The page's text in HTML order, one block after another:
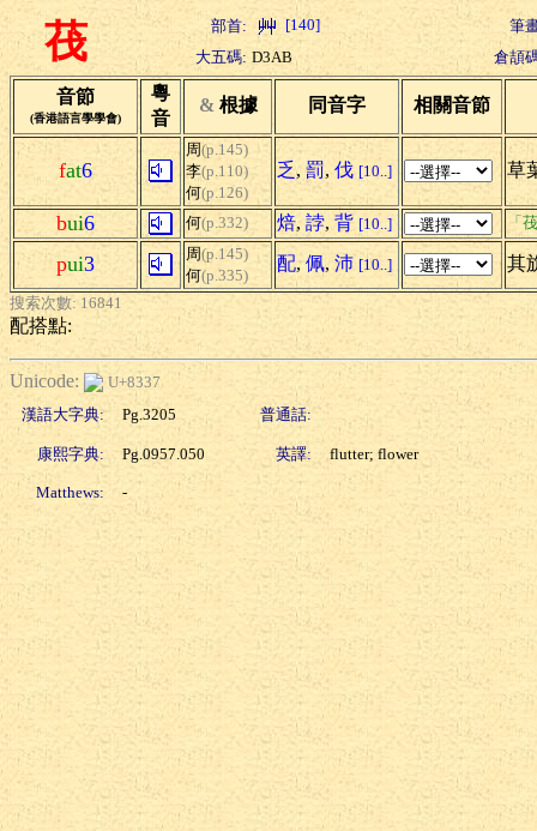
茷 部首: [140]
筆
大五碼: D3AB 倉頡
音節
(香港語言學學會)
粵
音
& 根據 同音字 相關音節
fat6
周(p.145)
李(p.110)
何(p.126)
乏, 罰, 伐 [10..] 草
bui6 何(p.332) 焙, 誖, 背 [10..] 「
pui3 周(p.145)
何(p.335)
配, 佩, 沛 [10..] 其
搜索次數: 16841
配搭點:
Unicode:
U+8337
漢語大字典:
Pg.3205 普通話:
康熙字典: Pg.0957.050 英譯: flutter; flower
Matthews: -